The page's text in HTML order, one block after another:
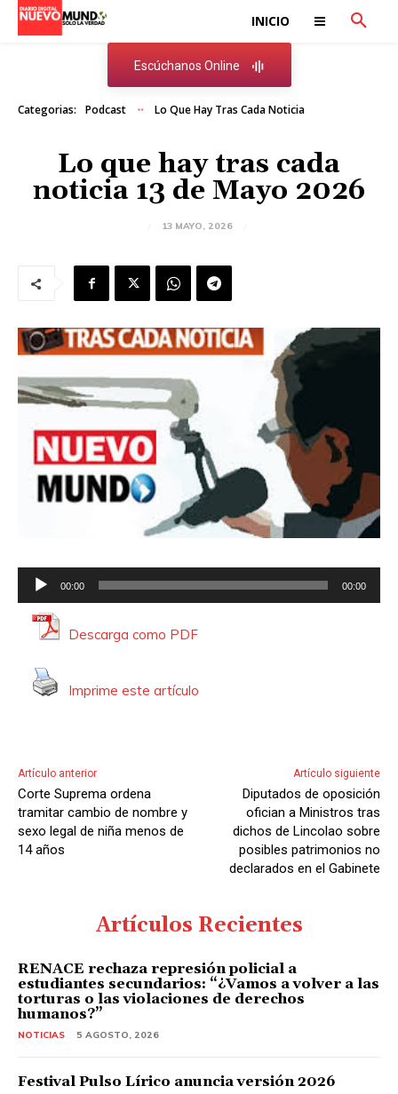
INICIO
Escúchanos Online
Categorias: Podcast Lo Que Hay Tras Cada Noticia
Lo que hay tras cada
noticia 13 de Mayo 2026
13 MAYO, 2026
e
o
r
d
e
o
00:00 00:00
Descarga como PDF
Imprime este artículo
Artículo anterior
Corte Suprema ordena
tramitar cambio de nombre y
sexo legal de niña menos de
14 años
Artículo siguiente
Diputados de oposición
ofician a Ministros tras
dichos de Lincolao sobre
posibles patrimonios no
declarados en el Gabinete
Artículos Recientes
RENACE rechaza represión policial a
estudiantes secundarios: “¿Vamos a volver a las
torturas o las violaciones de derechos
humanos?”
NOTICIAS 5 AGOSTO, 2026
Festival Pulso Lírico anuncia versión 2026